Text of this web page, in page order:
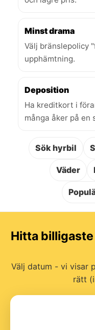
Minst drama
Välj bränslepolicy
upphämtning.
Deposition
Ha kreditkort i
många åker på en
Sök hyrbil
Väder
Hitta
Välj datum - vi visar
rätt